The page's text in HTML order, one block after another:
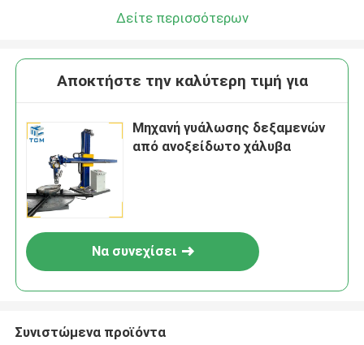
Δείτε περισσότερων
Αποκτήστε την καλύτερη τιμή για
Μηχανή γυάλωσης δεξαμενών
από ανοξείδωτο χάλυβα
Να συνεχίσει
Συνιστώμενα προϊόντα